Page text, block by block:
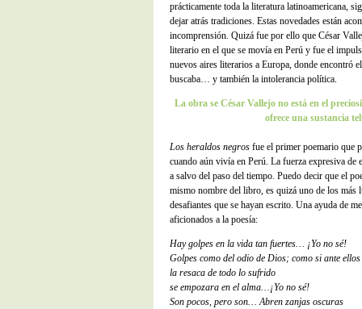
prácticamente toda la literatura latinoamericana,
dejar atrás tradiciones. Estas novedades están
incomprensión. Quizá fue por ello que César
literario en el que se movía en Perú y fue el
nuevos aires literarios a Europa, donde encontró
buscaba… y también la intolerancia política.
La obra se César Vallejo no está en el
ofrece una sustancia
Los heraldos negros fue el primer poemario que
cuando aún vivía en Perú. La fuerza expresiva de
a salvo del paso del tiempo. Puedo decir que el
mismo nombre del libro, es quizá uno de los más
desafiantes que se hayan escrito. Una ayuda de
aficionados a la poesía:
Hay golpes en la vida tan fuertes… ¡Yo no sé!
Golpes como del odio de Dios; como si ante ellos
la resaca de todo lo sufrido
se empozara en el alma…¡Yo no sé!
Son pocos, pero son… Abren zanjas oscuras